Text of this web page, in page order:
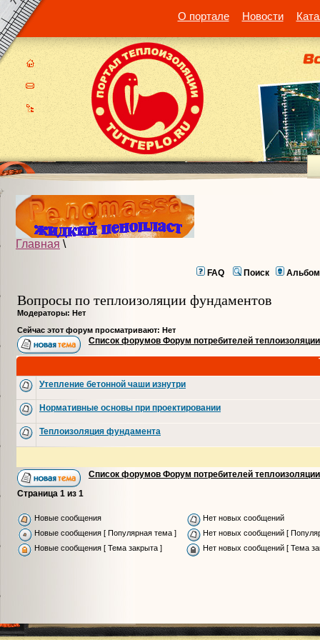
О портале Новости
Главная \
FAQ Поиск Альбом
Вопросы по теплоизоляции фундаментов
Модераторы: Нет
Сейчас этот форум просматривают: Нет
Список форумов Форум потребителей теплоизоляции
Утепление бетонной чаши изнутри
Нормативные основы при проектировании
Теплоизоляция фундамента
Список форумов Форум потребителей теплоизоляции
Страница 1 из 1
Новые сообщения
Нет новых сообщений
Новые сообщения [ Популярная тема ]
Нет новых сообщений [
Новые сообщения [ Тема закрыта ]
Нет новых сообщений [ Тема